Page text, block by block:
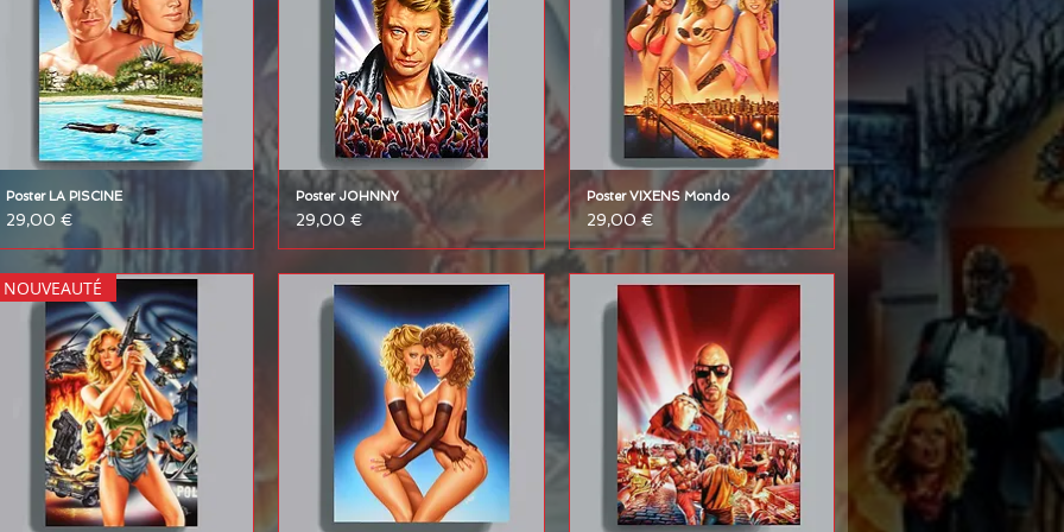
Poster LA PISCINE
Prix
29,00 €
Poster JOHNNY
Prix
29,00 €
Poster VIXENS Mondo
Prix
29,00 €
NOUVEAUTÉ